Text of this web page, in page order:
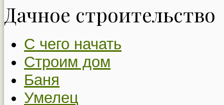
Дачное строительство
С чего начать
Строим дом
Баня
Умелец